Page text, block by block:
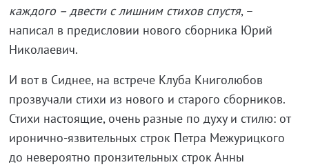
каждого – двести с лишним стихов спустя, –
написал в предисловии нового сборника Юрий
Николаевич.
И вот в Сиднее, на встрече Клуба Книголюбов
прозвучали стихи из нового и старого сборников.
Стихи настоящие, очень разные по духу и стилю: от
иронично-язвительных строк Петра Межурицкого
до невероятно пронзительных строк Анны